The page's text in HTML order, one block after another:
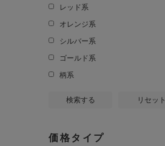
レッド系
オレンジ系
シルバー系
ゴールド系
柄系
検索する リセット
価格タイプ